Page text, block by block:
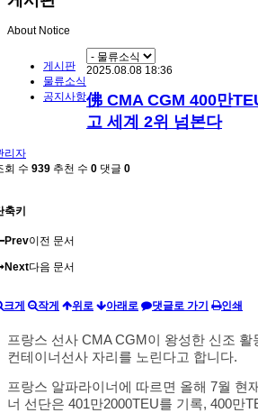
About Notice
게시판
물류소식
공지사항
2025.08.08 18:36
佛 CMA CGM 400만
고 세계 2위 넘본다
리자
회 수 939 추천 수 0 댓글 0
축키
Prev이전 문서
Next다음 문서
크게 작게 위로 아래로 댓글로 가기 인쇄
프랑스 선사 CMA CGM이 왕성한 신조 활
컨테이너선사 자리를 노린다고 합니다.
프랑스 알파라이너에 따르면 올해 7월 현
너 선단은 401만2000TEU를 기록, 400만